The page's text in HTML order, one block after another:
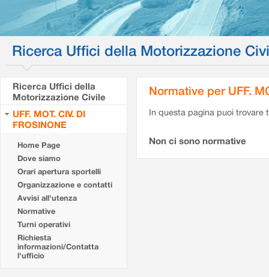
Ricerca Uffici della Motorizzazione
Ricerca Uffici della
Motorizzazione Civile
UFF. MOT. CIV. DI
FROSINONE
Home Page
Dove siamo
Orari apertura sportelli
Organizzazione e contatti
Avvisi all'utenza
Normative
Turni operativi
Richiesta
informazioni/Contatta
l'ufficio
Normative per UFF.
In questa pagina puoi
Non ci sono normative